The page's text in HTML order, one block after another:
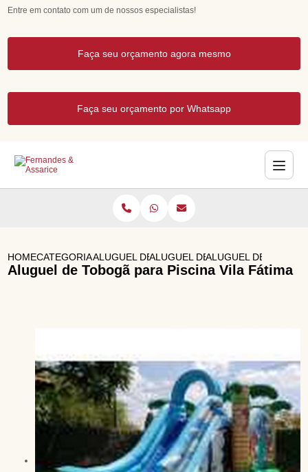
Entre em contato com um de nossos especialistas!
Faça seu orçamento agora mesmo
Faça seu orçamento por Whatsapp
HOMECATEGORIASALUGUEL DE BRINQUEDOS
ALUGUEL DE PULA PULA
ALUGUEL DE
Aluguel de Tobogã para Piscina Vila Fátima